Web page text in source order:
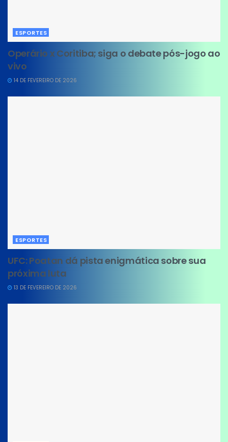
ESPORTES
Operário x Coritiba; siga o debate pós-jogo ao
vivo
14 DE FEVEREIRO DE 2026
ESPORTES
UFC: Poatan dá pista enigmática sobre sua
próxima luta
13 DE FEVEREIRO DE 2026